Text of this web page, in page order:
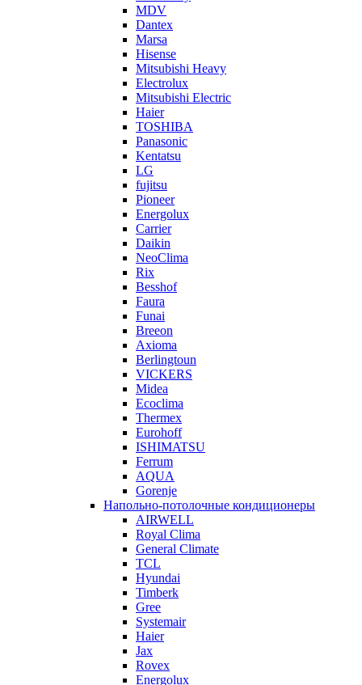
MDV
Dantex
Marsa
Hisense
Mitsubishi Heavy
Electrolux
Mitsubishi Electric
Haier
TOSHIBA
Panasonic
Kentatsu
LG
fujitsu
Pioneer
Energolux
Carrier
Daikin
NeoClima
Rix
Besshof
Faura
Funai
Breeon
Axioma
Berlingtoun
VICKERS
Midea
Ecoclima
Thermex
Eurohoff
ISHIMATSU
Ferrum
AQUA
Gorenje
Напольно-потолочные кондиционеры
AIRWELL
Royal Clima
General Climate
TCL
Hyundai
Timberk
Gree
Systemair
Haier
Jax
Rovex
Energolux